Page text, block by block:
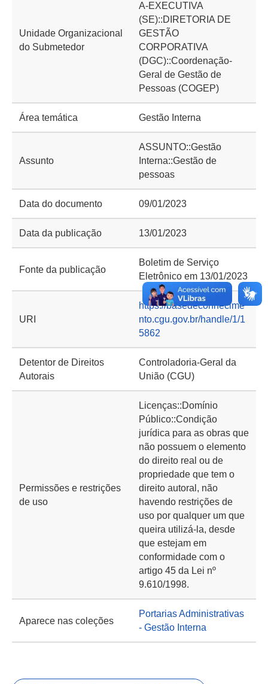
Unidade Organizacional
do Submetedor
A-EXECUTIVA
(SE)::DIRETORIA DE
GESTÃO
CORPORATIVA
(DGC)::Coordenação-
Geral de Gestão de
Pessoas (COGEP)
Área temática Gestão Interna
Assunto
ASSUNTO::Gestão
Interna::Gestão de
pessoas
Data do documento 09/01/2023
Data da publicação 13/01/2023
Fonte da publicação
Boletim de Serviço
Eletrônico em 13/01/2023
URI
https://basedeconhecime
nto.cgu.gov.br/handle/1/1
5862
Detentor de Direitos
Autorais
Controladoria-Geral da
União (CGU)
Permissões e restrições
de uso
Licenças::Domínio
Público::Condição
jurídica para as obras que
não possuem o elemento
do direito real ou de
propriedade que tem o
direito autoral, não
havendo restrições de
uso por qualquer um que
queira utilizá-la, desde
que estejam em
conformidade com o
artigo 45 da Lei nº
9.610/1998.
Aparece nas coleções
Portarias Administrativas
- Gestão Interna